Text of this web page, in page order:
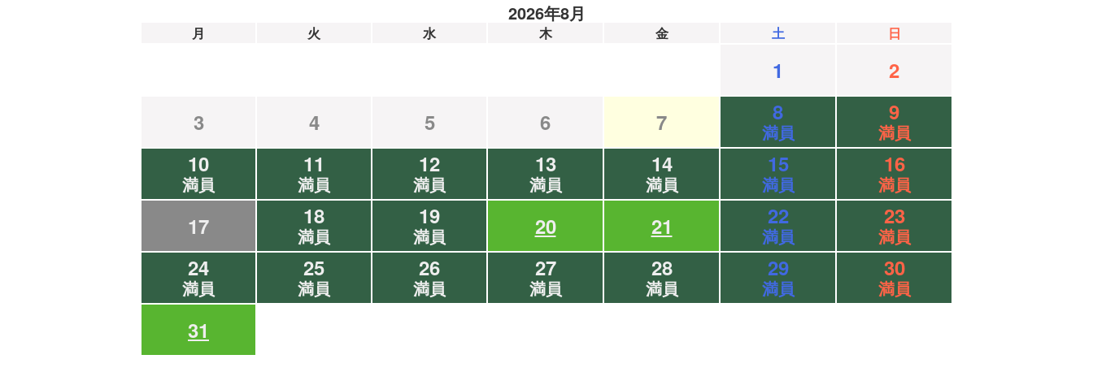
2026年8月
月 火 水 木 金 土 日
1
2
3
4 5 6 7 8
満員
9
満員
10
満員
11
満員
12
満員
13
満員
14
満員
15
満員
16
満員
17 18
満員
19
満員 20 21 22
満員
23
満員
24
満員
25
満員
26
満員
27
満員
28
満員
29
満員
30
満員
31